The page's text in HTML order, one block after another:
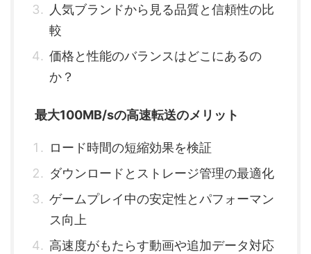
人気ブランドから見る品質と信頼性の比
較
価格と性能のバランスはどこにあるの
か？
最大100MB/sの高速転送のメリット
ロード時間の短縮効果を検証
ダウンロードとストレージ管理の最適化
ゲームプレイ中の安定性とパフォーマン
ス向上
高速度がもたらす動画や追加データ対応